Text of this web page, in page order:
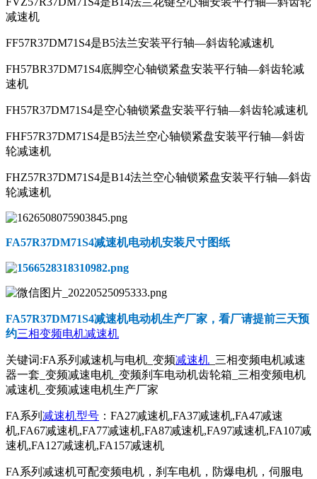
减速机
FF57R37DM71S4是B5法兰安装平行轴—斜齿轮减速机
FH57BR37DM71S4底脚空心轴锁紧盘安装平行轴—斜齿轮减
速机
FH57R37DM71S4是空心轴锁紧盘安装平行轴—斜齿轮减速机
FHF57R37DM71S4是B5法兰空心轴锁紧盘安装平行轴—斜齿
轮减速机
FHZ57R37DM71S4是B14法兰空心轴锁紧盘安装平行轴—斜齿
轮减速机
FA57R37DM71S4减速机电动机安装尺寸图纸
FA57R37DM71S4减速机电动机生产厂家，看厂请提前三天预
约三相变频电机减速机
关键词:FA系列减速机与电机_变频减速机 _三相变频电机减速
器一套_变频减速电机_变频刹车电动机齿轮箱_三相变频电机
减速机_变频减速电机生产厂家
FA系列 减速机型号 ：FA27减速机,FA37减速机,FA47减速
机,FA67减速机,FA77减速机,FA87减速机,FA97减速机,FA107减
速机,FA127减速机,FA157减速机
FA系列减速机可配变频电机，刹车电机，防爆电机，伺服电